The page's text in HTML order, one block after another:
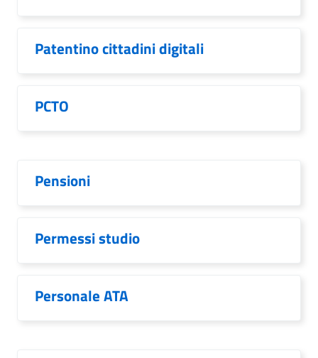
Patentino cittadini digitali
PCTO
Pensioni
Permessi studio
Personale ATA